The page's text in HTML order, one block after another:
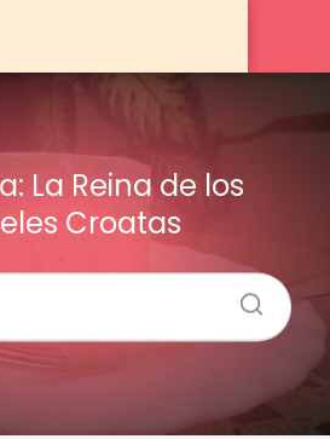
La Reina de los
Croatas